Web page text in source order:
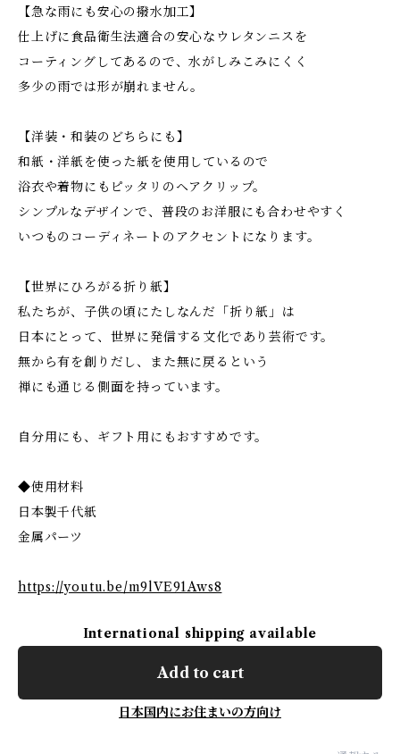
【急な雨にも安心の撥水加工】
仕上げに食品衛生法適合の安心なウレタンニスを
コーティングしてあるので、水がしみこみにくく
多少の雨では形が崩れません。
【洋装・和装のどちらにも】
和紙・洋紙を使った紙を使用しているので
浴衣や着物にもピッタリのヘアクリップ。
シンプルなデザインで、普段のお洋服にも合わせやすく
いつものコーディネートのアクセントになります。
【世界にひろがる折り紙】
私たちが、子供の頃にたしなんだ「折り紙」は
日本にとって、世界に発信する文化であり芸術です。
無から有を創りだし、また無に戻るという
禅にも通じる側面を持っています。
自分用にも、ギフト用にもおすすめです。
◆使用材料
日本製千代紙
金属パーツ
https://youtu.be/m9lVE91Aws8
International shipping available
Add to cart
日本国内にお住まいの方向け